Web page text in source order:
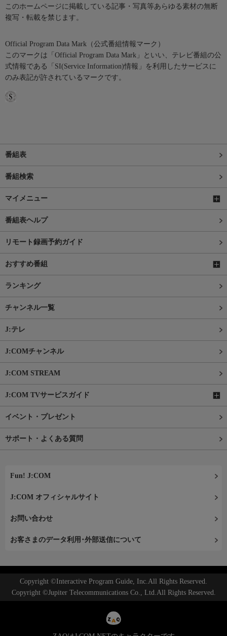
このホームページに掲載している記事・写真等あらゆる素材の無断
複写・転載を禁じます。
Official Program Data Mark（公式番組情報マーク）
このマークは「Official Program Data Mark」といい、テレビ番組の公
式情報である「SI(Service Information)情報」を利用したサービスに
のみ表記が許されているマークです。
番組表
番組検索
マイメニュー
番組表ヘルプ
リモート録画予約ガイド
おすすめ番組
ランキング
チャンネル一覧
J:テレ
J:COMチャンネル
J:COM STREAM
J:COM TVサービスガイド
イベント・プレゼント
サポート・よくある質問
Fun! J:COM
J:COM オフィシャルサイト
お問い合わせ
お客さまのデータ利用･外部送信について
Copyright ©Interactive Program Guide, Inc.All Rights Reserved.
Copyright ©Jupiter Telecommunications Co., Ltd.All Rights Reserved.